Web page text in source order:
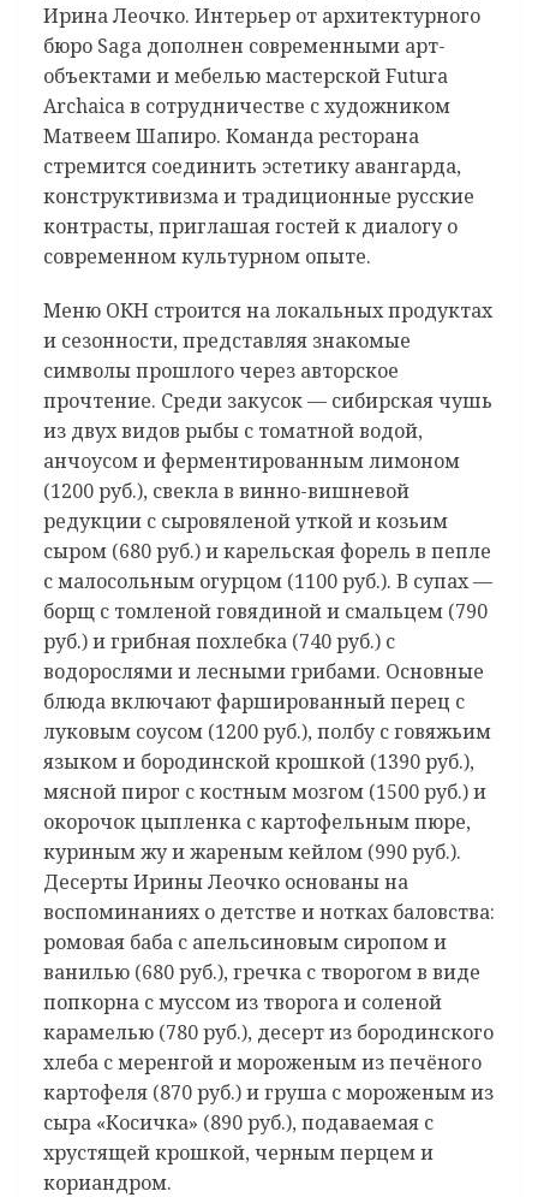
Ирина Леочко. Интерьер от архитектурного
бюро Saga дополнен современными арт-
объектами и мебелью мастерской Futura
Archaica в сотрудничестве с художником
Матвеем Шапиро. Команда ресторана
стремится соединить эстетику авангарда,
конструктивизма и традиционные русские
контрасты, приглашая гостей к диалогу о
современном культурном опыте.
Меню ОКН строится на локальных продуктах
и сезонности, представляя знакомые
символы прошлого через авторское
прочтение. Среди закусок — сибирская чушь
из двух видов рыбы с томатной водой,
анчоусом и ферментированным лимоном
(1200 руб.), свекла в винно-вишневой
редукции с сыровяленой уткой и козьим
сыром (680 руб.) и карельская форель в пепле
с малосольным огурцом (1100 руб.). В супах —
борщ с томленой говядиной и смальцем (790
руб.) и грибная похлебка (740 руб.) с
водорослями и лесными грибами. Основные
блюда включают фаршированный перец с
луковым соусом (1200 руб.), полбу с говяжьим
языком и бородинской крошкой (1390 руб.),
мясной пирог с костным мозгом (1500 руб.) и
окорочок цыпленка с картофельным пюре,
куриным жу и жареным кейлом (990 руб.).
Десерты Ирины Леочко основаны на
воспоминаниях о детстве и нотках баловства:
ромовая баба с апельсиновым сиропом и
ванилью (680 руб.), гречка с творогом в виде
попкорна с муссом из творога и соленой
карамелью (780 руб.), десерт из бородинского
хлеба с меренгой и мороженым из печёного
картофеля (870 руб.) и груша с мороженым из
сыра «Косичка» (890 руб.), подаваемая с
хрустящей крошкой, черным перцем и
кориандром.